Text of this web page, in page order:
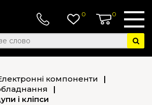
0 0
компоненти
|
|
і кліпси